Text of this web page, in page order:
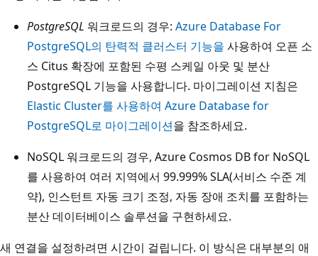
PostgreSQL 워크로드의 경우: Azure Database For
PostgreSQL의 탄력적 클러스터 기능을 사용하여 오픈 소
스 Citus 확장에 포함된 수평 스케일 아웃 및 분산
PostgreSQL 기능을 사용합니다. 마이그레이션 지침은
Elastic Cluster를 사용하여 Azure Database for
PostgreSQL로 마이그레이션을 참조하세요.
NoSQL워크로드의 경우, Azure Cosmos DB for NoSQL
를 사용하여 여러 지역에서 99.999% SLA(서비스 수준 계
약), 인스턴트 자동 크기 조정, 자동 장애 조치를 포함하는
분산 데이터베이스 솔루션을 구현하세요.
새 연결을 설정하려면 시간이 걸립니다. 이 방식은 대부분의 애